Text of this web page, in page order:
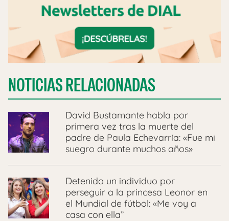
NOTICIAS RELACIONADAS
David Bustamante habla por
primera vez tras la muerte del
padre de Paula Echevarría: «Fue mi
suegro durante muchos años»
Detenido un individuo por
perseguir a la princesa Leonor en
el Mundial de fútbol: «Me voy a
casa con ella”